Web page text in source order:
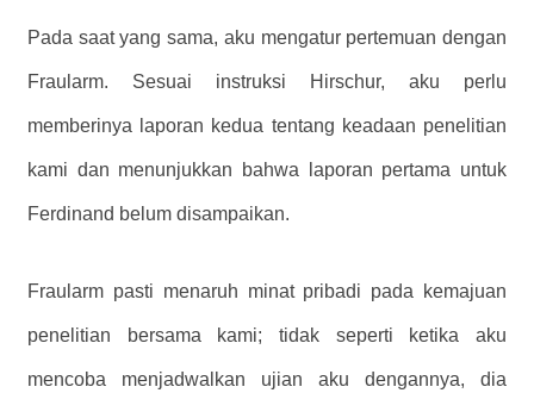
Pada saat yang sama, aku mengatur pertemuan dengan
Fraularm. Sesuai instruksi Hirschur, aku perlu
memberinya laporan kedua tentang keadaan penelitian
kami dan menunjukkan bahwa laporan pertama untuk
Ferdinand belum disampaikan.
Fraularm pasti menaruh minat pribadi pada kemajuan
penelitian bersama kami; tidak seperti ketika aku
mencoba menjadwalkan ujian aku dengannya, dia